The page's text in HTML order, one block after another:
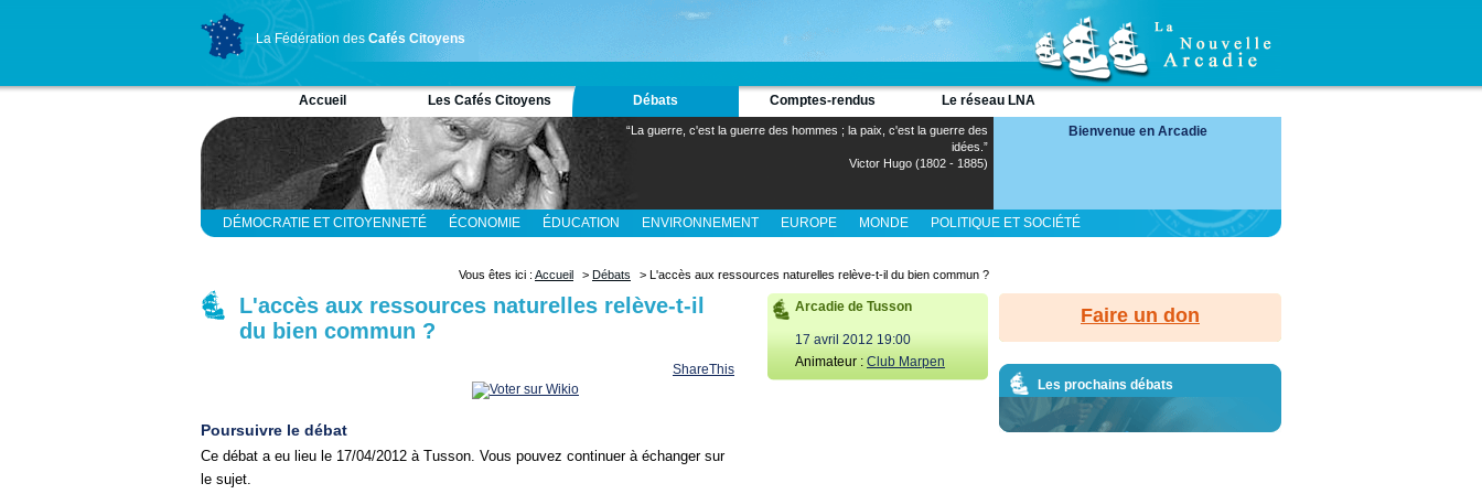
La Fédération des Cafés Citoyens
Accueil Les Cafés Citoyens Débats Comptes-rendus Le réseau LNA
“La guerre, c'est la guerre des hommes ; la paix, c'est la guerre des
idées.”
Victor Hugo (1802 - 1885)
Bienvenue en Arcadie
DÉMOCRATIE ET CITOYENNETÉ ÉCONOMIE ÉDUCATION ENVIRONNEMENT EUROPE MONDE
POLITIQUE ET SOCIÉTÉ
Vous êtes ici : Accueil > Débats > L'accès aux ressources naturelles relève-t-il du bien commun ?
L'accès aux ressources naturelles relève-t-il
du bien commun ?
ShareThis
Poursuivre le débat
Ce débat a eu lieu le 17/04/2012 à Tusson. Vous pouvez continuer à échanger sur
le sujet.
Arcadie de Tusson
17 avril 2012 19:00
Animateur : Club Marpen
Faire un don
Les prochains débats